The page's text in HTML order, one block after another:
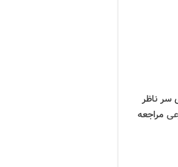
سر ناظر
مراجعه